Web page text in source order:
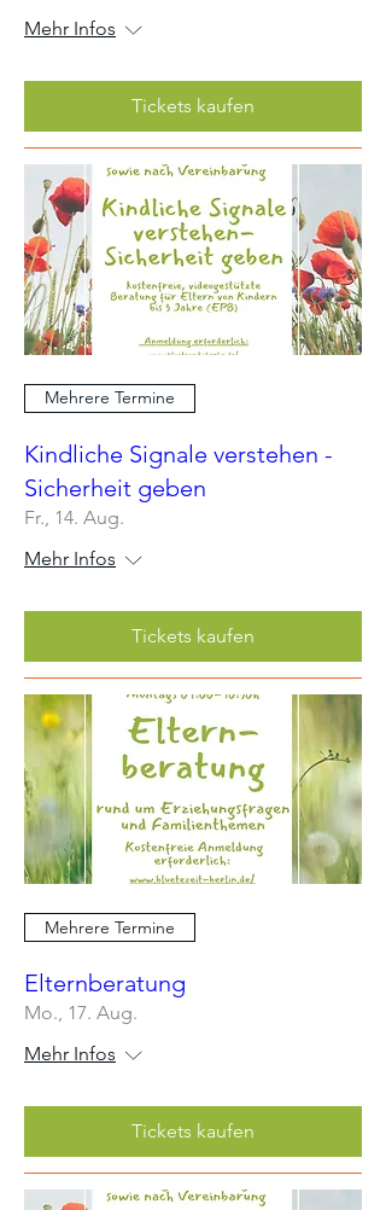
Mehr Infos
Tickets kaufen
Mehrere Termine
Kindliche Signale verstehen -
Sicherheit geben
Fr., 14. Aug.
Mehr Infos
Tickets kaufen
Mehrere Termine
Elternberatung
Mo., 17. Aug.
Mehr Infos
Tickets kaufen